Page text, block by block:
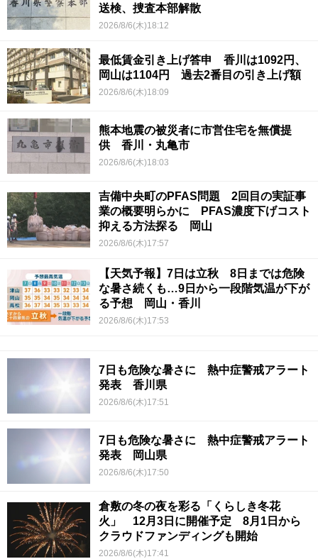
送検、捜査本部解散
2026/8/6(木)18:12
最低賃金引き上げ答申 香川は1092円、
岡山は1104円 過去2番目の引き上げ額
2026/8/6(木)18:09
熊本地震の被災者に市営住宅を無償提
供 香川・丸亀市
2026/8/6(木)18:03
吉備中央町のPFAS問題 2回目の実証事
業の概要明らかに PFAS濃度下げコスト
抑える方法探る 岡山
2026/8/6(木)17:57
【天気予報】7日は立秋 8日までは危険
な暑さ続くも…9日から一段階気温が下が
る予想 岡山・香川
2026/8/6(木)17:53
7日も危険な暑さに 熱中症警戒アラート
発表 香川県
2026/8/6(木)17:51
7日も危険な暑さに 熱中症警戒アラート
発表 岡山県
2026/8/6(木)17:50
倉敷の冬の夜を彩る「くらしき冬花
火」 12月3日に開催予定 8月1日から
クラウドファンディングも開始
2026/8/6(木)17:41